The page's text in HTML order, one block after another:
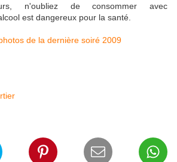
n'oubliez de consommer avec
est dangereux pour la santé.
de la dernière soiré 2009